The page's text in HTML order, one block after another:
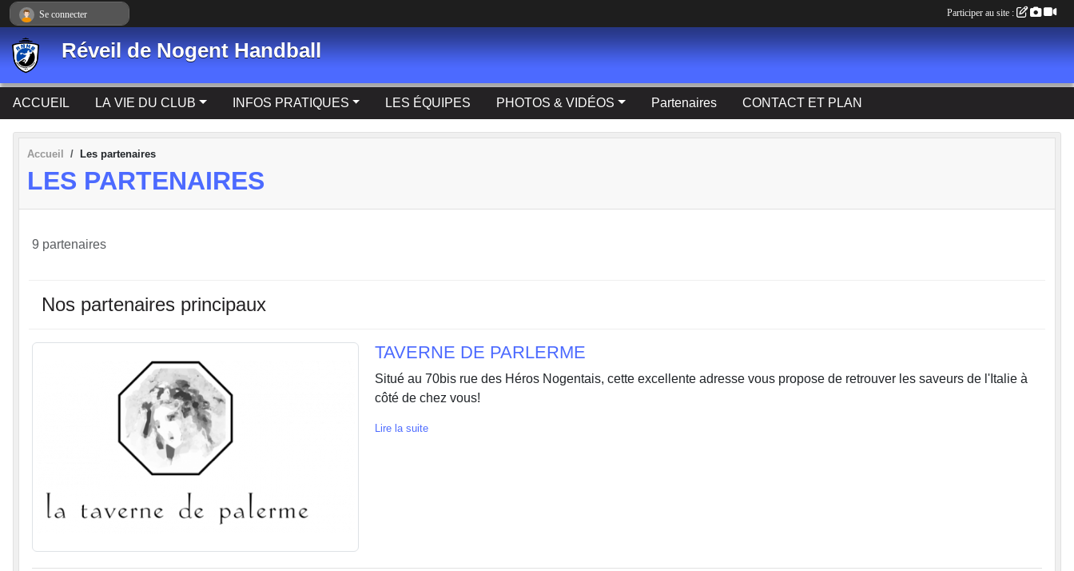
Réveil de Nogent Handball
ACCUEIL LA VIE DU CLUB INFOS PRATIQUES LES ÉQUIPES PHOTOS & VIDÉOS Partenaires CONTACT ET PLAN
Accueil Les partenaires
LES PARTENAIRES
9 partenaires
Nos partenaires principaux
TAVERNE DE PARLERME
Situé au 70bis rue des Héros Nogentais, cette excellente adresse vous propose de retrouver les saveurs de l'Italie à
côté de chez vous!
Lire la suite
Se connecter Participer au site :
Panneau de gestion des cookies